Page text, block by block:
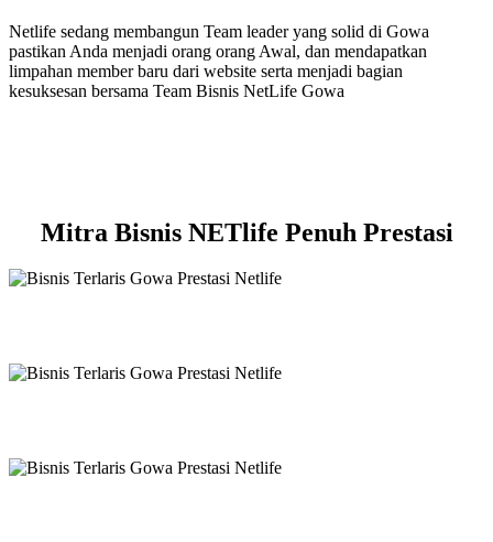
Netlife sedang membangun Team leader yang solid di Gowa
pastikan Anda menjadi orang orang Awal, dan mendapatkan
limpahan member baru dari website serta menjadi bagian
kesuksesan bersama Team Bisnis NetLife Gowa
Mitra Bisnis NETlife Penuh Prestasi